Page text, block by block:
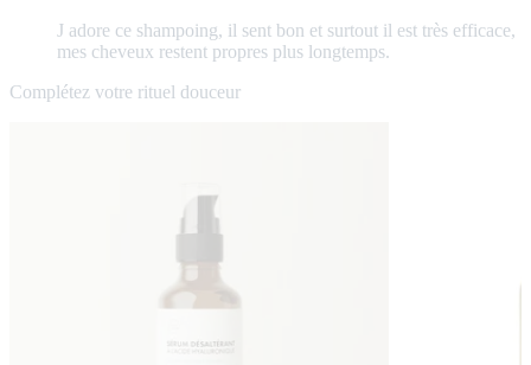
J adore ce shampoing, il sent bon et surtout il est très efficace,
mes cheveux restent propres plus longtemps.
Complétez votre rituel douceur